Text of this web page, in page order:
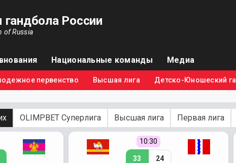
России
of Russia
Национальные команды Медиа
первенство Высшая лига Детско-Юношеский
OLIMPBET Суперлига Высшая лига Первая лига
10:30
33 24